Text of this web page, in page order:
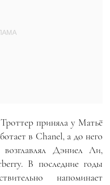
приняла у Матьё
в Chanel, а до него
возглавлял Дэниел Ли,
В последние годы
напоминает